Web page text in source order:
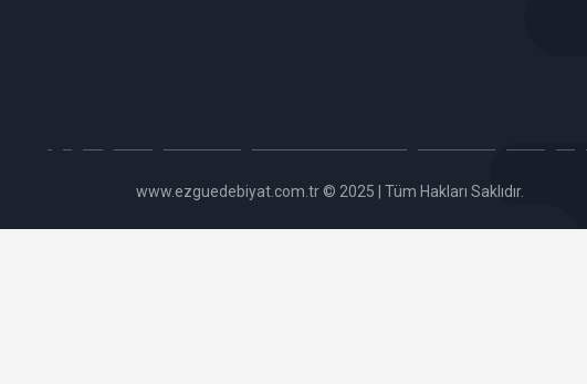
www.ezguedebiyat.com.tr © 2025 | Tüm Hakları Saklıdır.